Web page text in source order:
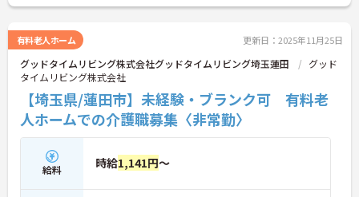
有料老人ホーム 更新日：2025年11月25日
グッドタイムリビング株式会社グッドタイムリビング埼玉蓮田
グッド
タイムリビング株式会社
【埼玉県/蓮田市】未経験・ブランク可 有料老
人ホームでの介護職募集〈非常勤〉
給料 時給1,141円～